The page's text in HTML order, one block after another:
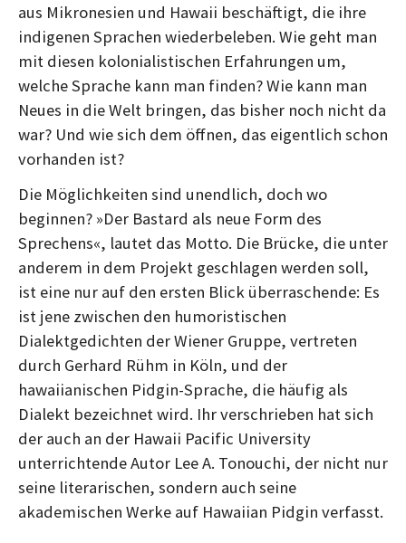
aus Mikronesien und Hawaii beschäftigt, die ihre
indigenen Sprachen wiederbeleben. Wie geht man
mit diesen kolonialistischen Erfahrungen um,
welche Sprache kann man finden? Wie kann man
Neues in die Welt bringen, das bisher noch nicht da
war? Und wie sich dem öffnen, das eigentlich schon
vorhanden ist?
Die Möglichkeiten sind unendlich, doch wo
beginnen? »Der Bastard als neue Form des
Sprechens«, lautet das Motto. Die Brücke, die unter
anderem in dem Projekt geschlagen werden soll,
ist eine nur auf den ersten Blick überraschende: Es
ist jene zwischen den humoristischen
Dialektgedichten der Wiener Gruppe, vertreten
durch Gerhard Rühm in Köln, und der
hawaiianischen Pidgin-Sprache, die häufig als
Dialekt bezeichnet wird. Ihr verschrieben hat sich
der auch an der Hawaii Pacific University
unterrichtende Autor Lee A. Tonouchi, der nicht nur
seine literarischen, sondern auch seine
akademischen Werke auf Hawaiian Pidgin verfasst.